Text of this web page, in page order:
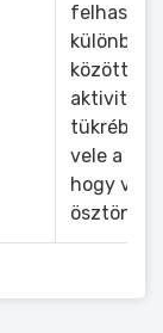
között
tükrében
vele a
hogy